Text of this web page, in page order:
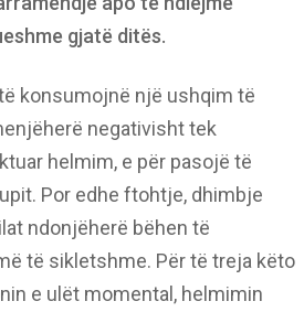
gjatë ditës.
konsumojnë një ushqim të
negativisht tek
helmim, e për pasojë të
Por edhe ftohtje, dhimbje
ndonjëherë bëhen të
të sikletshme. Për të treja këto
e ulët momental, helmimin